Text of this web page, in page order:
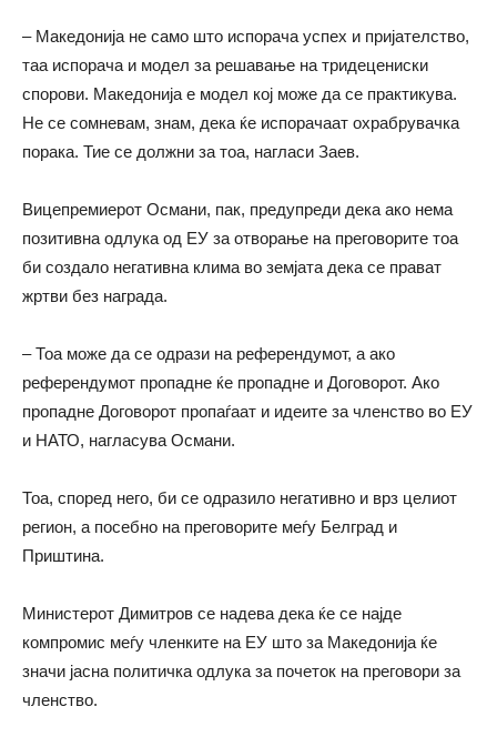
– Македонија не само што испорача успех и пријателство,
таа испорача и модел за решавање на тридецениски
спорови. Македонија е модел кој може да се практикува.
Не се сомневам, знам, дека ќе испорачаат охрабрувачка
порака. Тие се должни за тоа, нагласи Заев.
Вицепремиерот Османи, пак, предупреди дека ако нема
позитивна одлука од ЕУ за отворање на преговорите тоа
би создало негативна клима во земјата дека се прават
жртви без награда.
– Тоа може да се одрази на референдумот, а ако
референдумот пропадне ќе пропадне и Договорот. Ако
пропадне Договорот пропаѓаат и идеите за членство во ЕУ
и НАТО, нагласува Османи.
Тоа, според него, би се одразило негативно и врз целиот
регион, а посебно на преговорите меѓу Белград и
Приштина.
Министерот Димитров се надева дека ќе се најде
компромис меѓу членките на ЕУ што за Македонија ќе
значи јасна политичка одлука за почеток на преговори за
членство.